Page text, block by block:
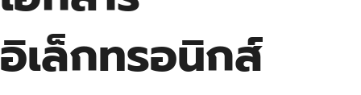
อิเล็กทรอนิกส์